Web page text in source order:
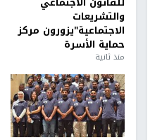
والتشريعات
الاجتماعية"يزورون مركز
حماية الأسرة
منذ ثانية